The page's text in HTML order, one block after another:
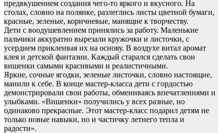
предвкушением создания чего-то яркого и вкусного. На
столах, словно на полянке, разлеглись листы цветной бумаги,
красные, зеленые, коричневые, манящие к творчеству.
Дети с воодушевлением принялись за работу. Маленькие
пальчики аккуратно вырезали кружочки и листочки, с
усердием приклеивая их на основу. В воздухе витал аромат
клея и детской фантазии. Каждый старался сделать свои
вишенки самыми красивыми и реалистичными.
Яркие, сочные ягодки, зеленые листочки, словно настоящие,
манили к себе. В конце мастер-класса дети с гордостью
демонстрировали свои работы, обмениваясь впечатлениями и
улыбками. «Вишенки» получились у всех разные, но
одинаково прекрасные. Этот мастер-класс подарил детям не
только новые навыки, но и частичку летнего тепла и
радости».